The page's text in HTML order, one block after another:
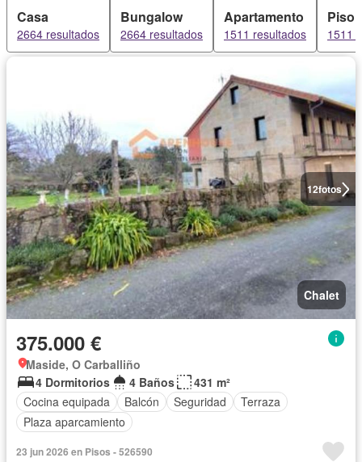
Casa
2664 resultados
Bungalow
2664 resultados
Apartamento
1511 resultados
Piso
1511
12fotos
Chalet
375.000 €
Maside, O Carballiño
4 Dormitorios
4 Baños
431 m²
Cocina equipada
Balcón Seguridad
Terraza
Plaza aparcamiento
23 jun 2026 en Pisos - 526590